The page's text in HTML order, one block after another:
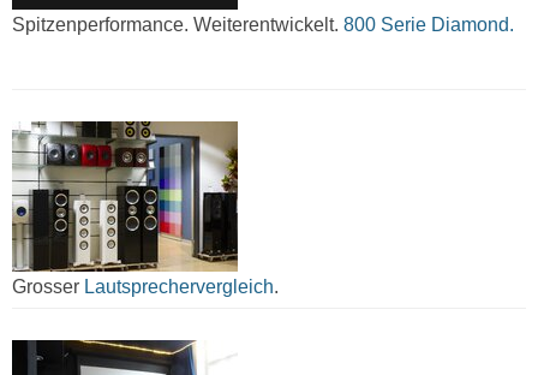
Spitzenperformance. Weiterentwickelt. 800 Serie Diamond.
Grosser Lautsprechervergleich.